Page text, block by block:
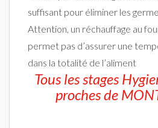
suffisant pour éliminer les
Attention, un réchauffage au
permet pas d’assurer une
dans la totalité de l’aliment
Tous les stages
proches de